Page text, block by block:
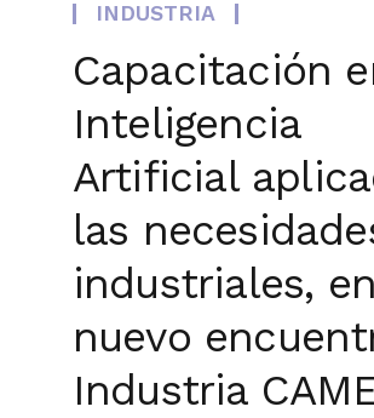
INDUSTRIA
Capacitación
Inteligencia
Artificial
las
industriales,
nuevo
Industria